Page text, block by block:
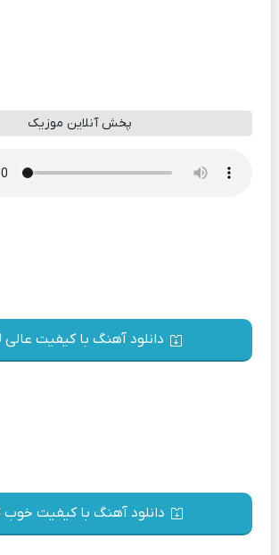
پخش آنلاین موزیک
دانلود آهنگ با کیفیت عالی 320
دانلود آهنگ با کیفیت خوب 128